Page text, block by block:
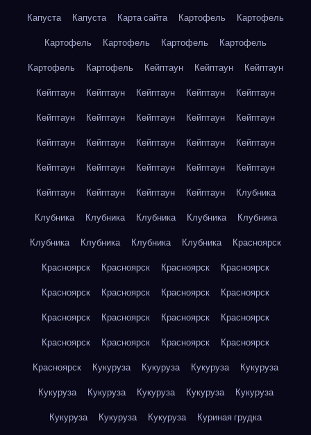
Капуста
Капуста Карта сайта Картофель
Картофель
Картофель
Картофель Картофель
Картофель
Картофель
Картофель Кейптаун Кейптаун
Кейптаун
Кейптаун
Кейптаун Кейптаун Кейптаун
Кейптаун
Кейптаун
Кейптаун Кейптаун Кейптаун
Кейптаун
Кейптаун
Кейптаун Кейптаун Кейптаун
Кейптаун
Кейптаун
Кейптаун Кейптаун Кейптаун
Кейптаун
Кейптаун
Кейптаун Кейптаун Кейптаун
Клубника
Клубника
Клубника Клубника Клубника
Клубника
Клубника
Клубника Клубника Клубника
Красноярск
Красноярск
Красноярск Красноярск
Красноярск
Красноярск
Красноярск Красноярск
Красноярск
Красноярск
Красноярск Красноярск
Красноярск
Красноярск
Красноярск Красноярск
Красноярск
Красноярск
Кукуруза Кукуруза Кукуруза
Кукуруза
Кукуруза
Кукуруза Кукуруза Кукуруза
Кукуруза
Кукуруза
Кукуруза Кукуруза
Куриная грудка